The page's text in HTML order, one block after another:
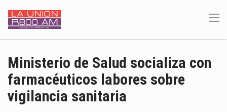
Ministerio de Salud socializa con
farmacéuticos labores sobre
vigilancia sanitaria